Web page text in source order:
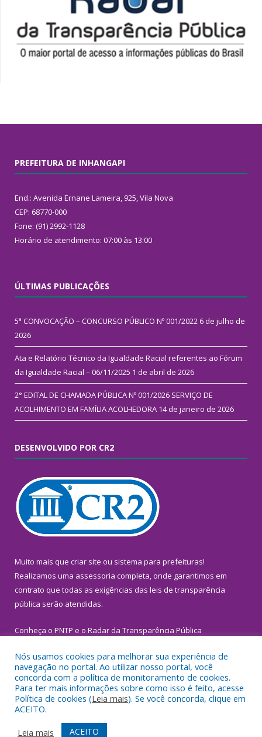
PREFEITURA DE INHANGAPI
End.: Avenida Ernane Lameira, 925, Vila Nova
CEP: 68770-000
Fone: (91) 2992-1128
Horário de atendimento: 07:00 às 13:00
ÚLTIMAS PUBLICAÇÕES
5ª CONVOCAÇÃO – CONCURSO PÚBLICO Nº 001/2022 6 de julho de
2026
Ata e Relatório Técnico da Igualdade Racial referentes ao Fórum
da Igualdade Racial – 06/11/2025 1 de abril de 2026
2° EDITAL DE CHAMADA PÚBLICA Nº 001/2026 SERVIÇO DE
ACOLHIMENTO EM FAMÍLIA ACOLHEDORA 14 de janeiro de 2026
DESENVOLVIDO POR CR2
Muito mais que criar site ou sistema para prefeituras!
Realizamos uma assessoria completa, onde garantimos em
contrato que todas as exigências das leis de transparência
pública serão atendidas.
Conheça o PNTP e o Radar da Transparência Pública
Todos os direitos reservados a Prefeitura Municipal de
Inhangapi.
Mapa do Site
Acessar Área Administrativa
Nós usamos cookies para melhorar sua experiência de
navegação no portal. Ao utilizar nosso portal, você
concorda com a política de monitoramento de cookies.
Para ter mais informações sobre como isso é feito, acesse
Política de cookies (Leia mais). Se você concorda, clique em
ACEITO.
Leia mais
ACEITO